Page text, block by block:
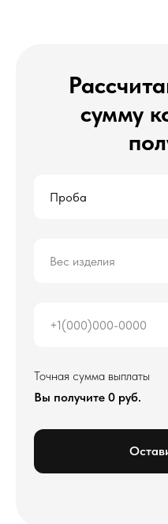
сумму
Точная сумма выплаты
Вы получите 0 руб.